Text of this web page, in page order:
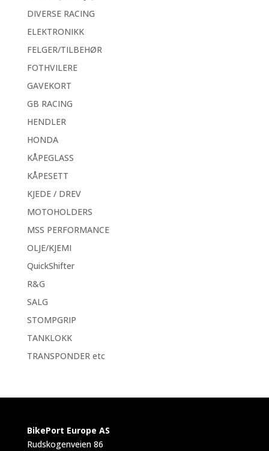
DIVERSE RACING
ELEKTRONIKK
FELGER/TILBEHØR
FOTHVILERE
GAVEKORT
GB RACING
HENDLER
HONDA
KÅPEGLASS
KÅPESETT
KJEDE / DREV
MOTOHOLDERS
MSS PERFORMANCE
OLJE/KJEMI
QuickShifter
R&G
SALG
STOMPGRIP
TANKLOKK
TRANSPONDER etc
BikePort Europe AS
Rudskogenveien 86